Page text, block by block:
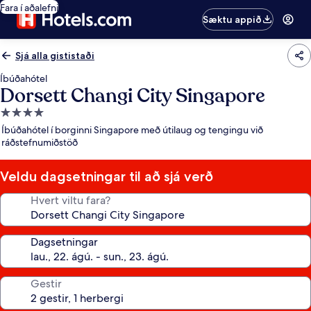
Fara í aðalefni
Sæktu appið
Sjá alla gististaði
Íbúðahótel
Dorsett Changi City Singapore
4.0
stjörnu
gististaður
Íbúðahótel í borginni Singapore með útilaug og tengingu við
ráðstefnumiðstöð
Veldu dagsetningar til að sjá verð
Hvert viltu fara?
Dagsetningar
Gestir